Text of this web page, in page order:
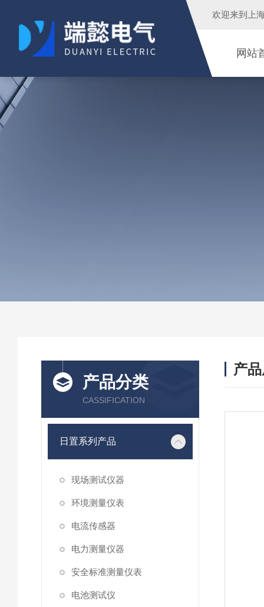
欢迎来到 上
网站
产品分类
CASSIFICATION
日置系列产品
现场测试仪器
环境测量仪表
电流传感器
电力测量仪器
安全标准测量仪表
电池测试仪
产